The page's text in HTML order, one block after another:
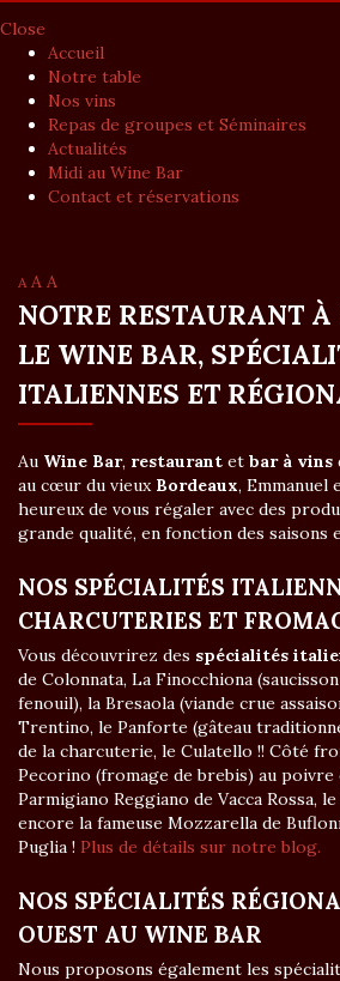
Close
Accueil
Notre table
Nos vins
Repas de groupes et Séminaires
Actualités
Midi au Wine Bar
Contact et réservations
A A A
NOTRE RESTAURANT
LE WINE BAR,
ITALIENNES ET
Au Wine Bar, restaurant et bar à vins
au cœur du vieux Bordeaux, Emmanuel
heureux de vous régaler avec des
grande qualité, en fonction des saisons
NOS SPÉCIALITÉS
CHARCUTERIES ET
Vous découvrirez des spécialités
de Colonnata, La Finocchiona
fenouil), la Bresaola (viande crue
Trentino, le Panforte (gâteau
de la charcuterie, le Culatello !! Côté
Pecorino (fromage de brebis) au poivre
Parmigiano Reggiano de Vacca Rossa,
encore la fameuse Mozzarella de
Puglia ! Plus de détails sur notre blog.
NOS SPÉCIALITÉS
OUEST AU WINE BAR
Nous proposons également les